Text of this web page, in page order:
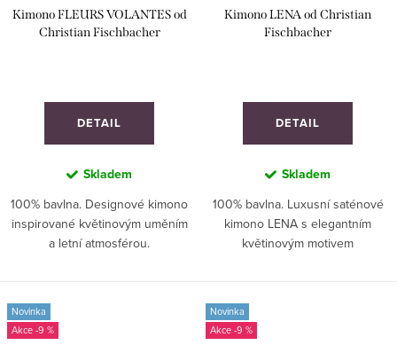
Kimono FLEURS VOLANTES od
Christian Fischbacher
DETAIL
Skladem
100% bavlna. Designové kimono
inspirované květinovým uměním
a letní atmosférou.
Kimono LENA od Christian
Fischbacher
DETAIL
Skladem
100% bavlna. Luxusní saténové
kimono LENA s elegantním
květinovým motivem
Novinka
-9 %
Novinka
-9 %